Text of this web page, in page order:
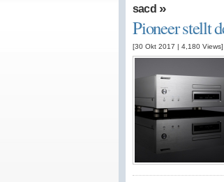
sacd»
Pioneer stellt
[30 Okt 2017 | 4,180 Views]